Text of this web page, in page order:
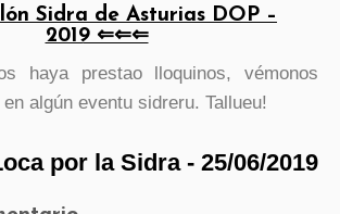
Sidra de Asturias DOP –
2019 ⇐⇐⇐
haya prestao lloquinos, vémonos
algún eventu sidreru. Tallueu!
por la Sidra - 25/06/2019